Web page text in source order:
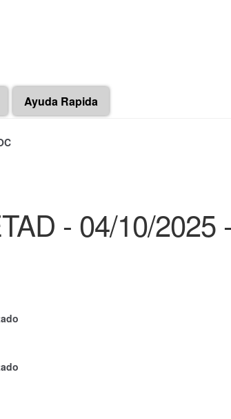
Ayuda Rapida
- 04/10/2025